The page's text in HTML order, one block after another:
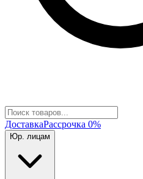
ДоставкаРассрочка 0%
Юр. лицам